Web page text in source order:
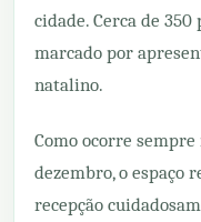
cidade. Cerca de
marcado por
natalino.
Como ocorre
dezembro, o espaço
recepção